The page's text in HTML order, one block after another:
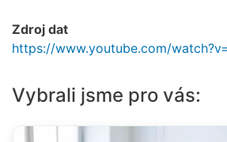
Zdroj dat
https://www.youtube.com/
Vybrali jsme pro vás: